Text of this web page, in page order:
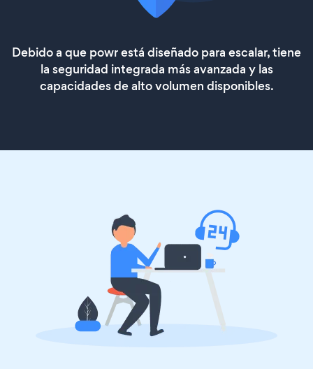
Debido a que powr está diseñado para escalar, tiene
la seguridad integrada más avanzada y las
capacidades de alto volumen disponibles.